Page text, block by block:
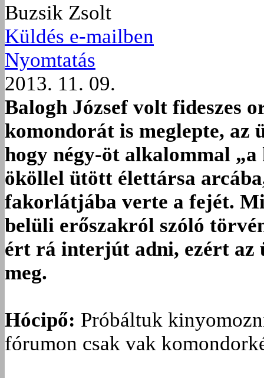
Buzsik Zsolt
Küldés e-mailben
Nyomtatás
2013. 11. 09.
Balogh József volt fideszes
komondorát is meglepte, az
hogy négy-öt alkalommal „a
ököllel ütött élettársa
fakorlátjába verte a fejét.
belüli erőszakról szóló
ért rá interjút adni, ezért az
meg.
Hócipő: Próbáltuk
fórumon csak vak